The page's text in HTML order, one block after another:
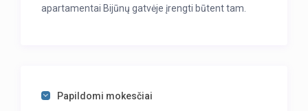
apartamentai Bijūnų gatvėje įrengti būtent tam.
Vos įžengus pasitinka šviesi bei atvira erdvė, kurioje
Papildomi mokesčiai